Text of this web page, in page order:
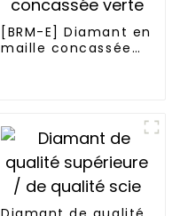
[BRM-E] Diamant en
maille concassée